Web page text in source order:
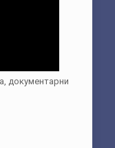
документарни